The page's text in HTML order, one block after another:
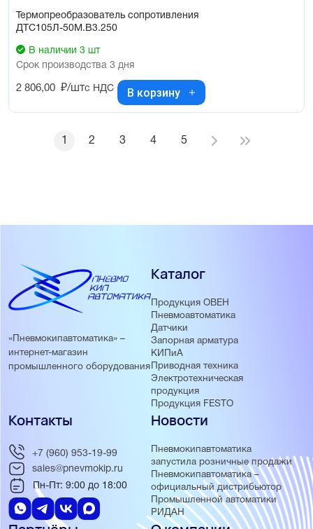
Термопреобразователь сопротивления
ДТС105Л-50М.В3.250
В наличии 3 шт
Срок производства 3 дня
2 806,00 ₽/штс НДС В корзину
2 3 4 5
«Пневмокипавтоматика» –
интернет-магазин
промышленного оборудования
Каталог
Продукция ОВЕН
Пневмоавтоматика
Датчики
Запорная арматура
КИПиА
Приводная техника
Электротехническая
продукция
Продукция FESTO
Новости
Пневмокипавтоматика
запустила розничные продажи
Пневмокипавтоматика –
официальный дистрибьютор
Промышленной автоматики
РИДАН
Контакты
+7 (960) 953-19-99
sales@pnevmokip.ru
Пн-Пт: 9:00 до 18:00